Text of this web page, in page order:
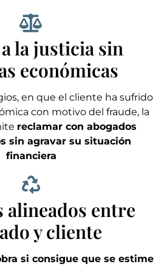
la justicia sin
económicas
en que el cliente ha sufrido
con motivo del fraude, la
reclamar con abogados
sin agravar su situación
financiera
alineados entre
y cliente
si consigue que se estime